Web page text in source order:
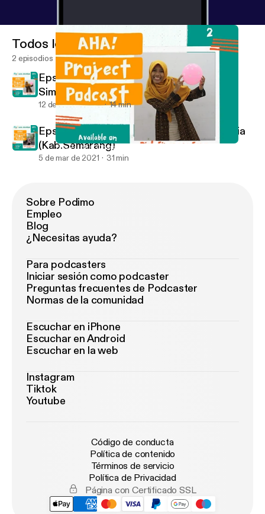
Eps 2. Local Champions - Diah Simangunsong (Medan)
Aha! Project Podcast
Todos los episodios
2 episodios
Eps 2. Local Champions - Diah
Simangunsong (Medan)
12 de mar de 2021 14 min
Eps 1. Local Champions - Siti Nuriyah Aprilia
(Kab.Semarang)
5 de mar de 2021 31 min
Sobre Podimo
Empleo
Blog
¿Necesitas ayuda?
Para podcasters
Iniciar sesión como podcaster
Preguntas frecuentes de Podcaster
Normas de la comunidad
Escuchar en iPhone
Escuchar en Android
Escuchar en la web
Instagram
Tiktok
Youtube
Código de conducta
Política de contenido
Términos de servicio
Política de Privacidad
Página con Certificado SSL